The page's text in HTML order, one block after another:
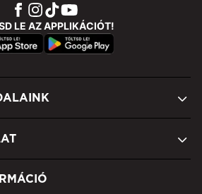
LE AZ APPLIKÁCIÓT!